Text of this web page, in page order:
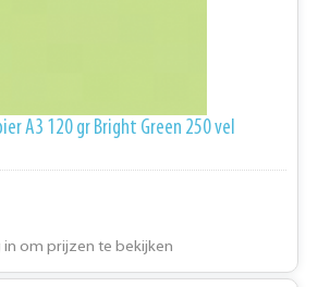
A3 120 gr Bright Green 250 vel
in om prijzen te bekijken